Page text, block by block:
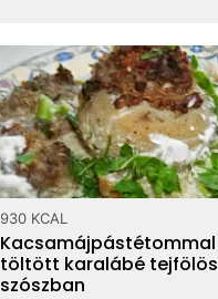
930 KCAL
Kacsamájpástétommal
töltött karalábé tejfölös
szószban